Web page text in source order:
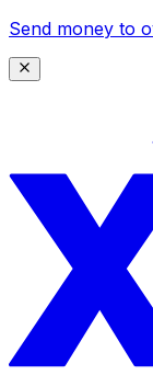
Send money to